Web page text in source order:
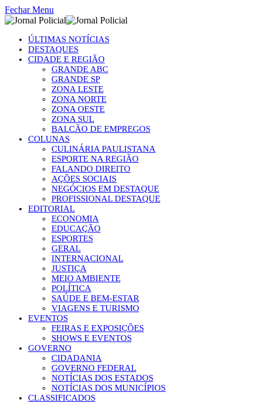
Fechar Menu
ÚLTIMAS NOTÍCIAS
DESTAQUES
CIDADE E REGIÃO
GRANDE ABC
GRANDE SP
ZONA LESTE
ZONA NORTE
ZONA OESTE
ZONA SUL
BALCÃO DE EMPREGOS
COLUNAS
CULINÁRIA PAULISTANA
ESPORTE NA REGIÃO
FALANDO DIREITO
AÇÕES SOCIAIS
NEGÓCIOS EM DESTAQUE
PROFISSIONAL DESTAQUE
EDITORIAL
ECONOMIA
EDUCAÇÃO
ESPORTES
GERAL
INTERNACIONAL
JUSTIÇA
MEIO AMBIENTE
POLÍTICA
SAÚDE E BEM-ESTAR
VIAGENS E TURISMO
EVENTOS
FEIRAS E EXPOSIÇÕES
SHOWS E EVENTOS
GOVERNO
CIDADANIA
GOVERNO FEDERAL
NOTÍCIAS DOS ESTADOS
NOTÍCIAS DOS MUNICÍPIOS
CLASSIFICADOS